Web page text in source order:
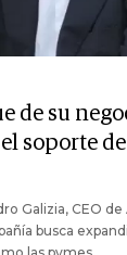
de su
soporte
Galizia, CEO
busca